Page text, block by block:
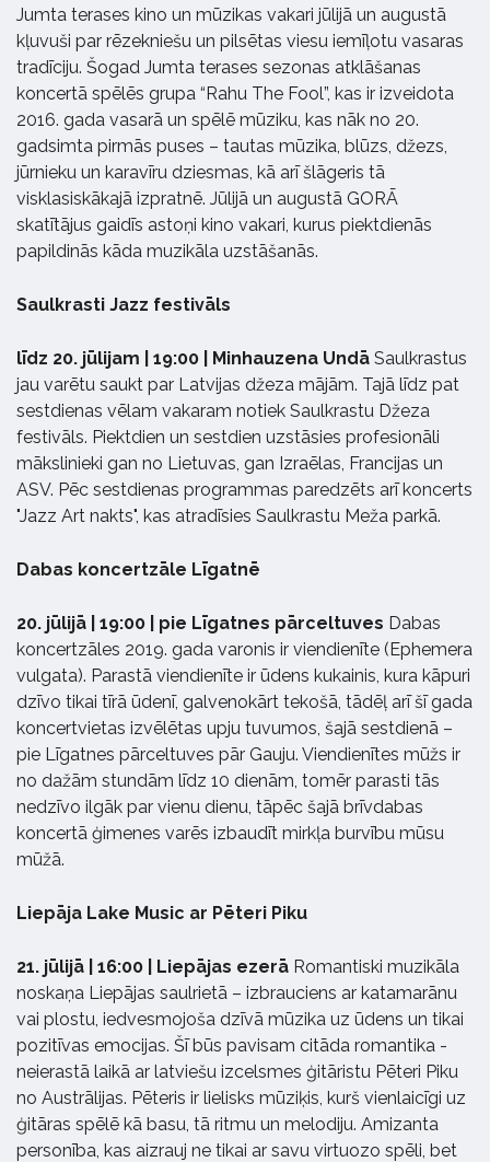
Jumta terases kino un mūzikas vakari jūlijā un augustā
kļuvuši par rēzekniešu un pilsētas viesu iemīļotu vasaras
tradīciju. Šogad Jumta terases sezonas atklāšanas
koncertā spēlēs grupa “Rahu The Fool”, kas ir izveidota
2016. gada vasarā un spēlē mūziku, kas nāk no 20.
gadsimta pirmās puses – tautas mūzika, blūzs, džezs,
jūrnieku un karavīru dziesmas, kā arī šlāgeris tā
visklasiskākajā izpratnē. Jūlijā un augustā GORĀ
skatītājus gaidīs astoņi kino vakari, kurus piektdienās
papildinās kāda muzikāla uzstāšanās.
Saulkrasti Jazz festivāls
līdz 20. jūlijam | 19:00 | Minhauzena Undā Saulkrastus
jau varētu saukt par Latvijas džeza mājām. Tajā līdz pat
sestdienas vēlam vakaram notiek Saulkrastu Džeza
festivāls. Piektdien un sestdien uzstāsies profesionāli
mākslinieki gan no Lietuvas, gan Izraēlas, Francijas un
ASV. Pēc sestdienas programmas paredzēts arī koncerts
"Jazz Art nakts", kas atradīsies Saulkrastu Meža parkā.
Dabas koncertzāle Līgatnē
20. jūlijā | 19:00 | pie Līgatnes pārceltuves Dabas
koncertzāles 2019. gada varonis ir viendienīte (Ephemera
vulgata). Parastā viendienīte ir ūdens kukainis, kura kāpuri
dzīvo tikai tīrā ūdenī, galvenokārt tekošā, tādēļ arī šī gada
koncertvietas izvēlētas upju tuvumos, šajā sestdienā –
pie Līgatnes pārceltuves pār Gauju. Viendienītes mūžs ir
no dažām stundām līdz 10 dienām, tomēr parasti tās
nedzīvo ilgāk par vienu dienu, tāpēc šajā brīvdabas
koncertā ģimenes varēs izbaudīt mirkļa burvību mūsu
mūžā.
Liepāja Lake Music ar Pēteri Piku
21. jūlijā | 16:00 | Liepājas ezerā Romantiski muzikāla
noskaņa Liepājas saulrietā – izbrauciens ar katamarānu
vai plostu, iedvesmojoša dzīvā mūzika uz ūdens un tikai
pozitīvas emocijas. Šī būs pavisam citāda romantika -
neierastā laikā ar latviešu izcelsmes ģitāristu Pēteri Piku
no Austrālijas. Pēteris ir lielisks mūziķis, kurš vienlaicīgi uz
ģitāras spēlē kā basu, tā ritmu un melodiju. Amizanta
personība, kas aizrauj ne tikai ar savu virtuozo spēli, bet